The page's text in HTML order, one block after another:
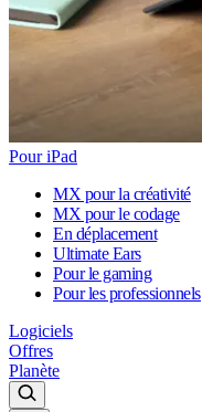
Pour iPad
MX pour la créativité
MX pour le codage
En déplacement
Ultimate Ears
Pour le gaming
Pour les professionnels
Logiciels
Offres
Planète